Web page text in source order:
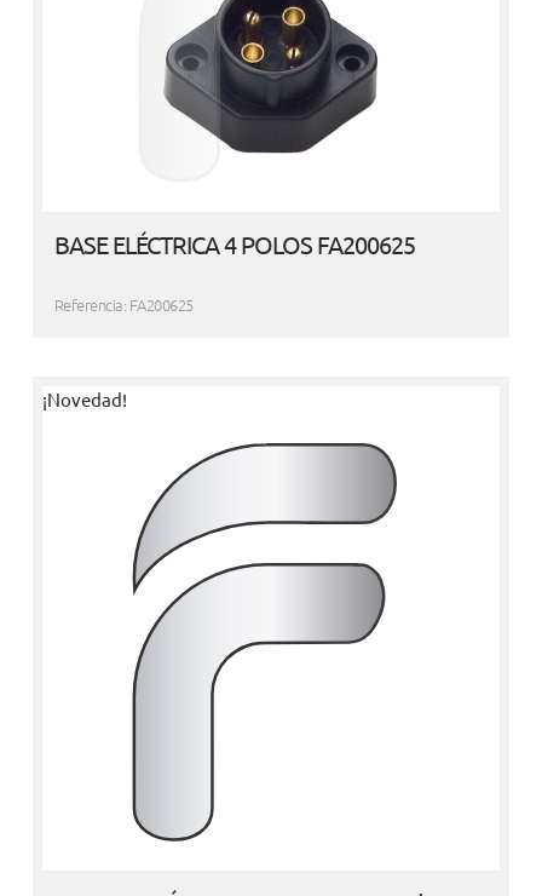
BASE ELÉCTRICA 4 POLOS FA200625
Referencia: FA200625
¡Novedad!